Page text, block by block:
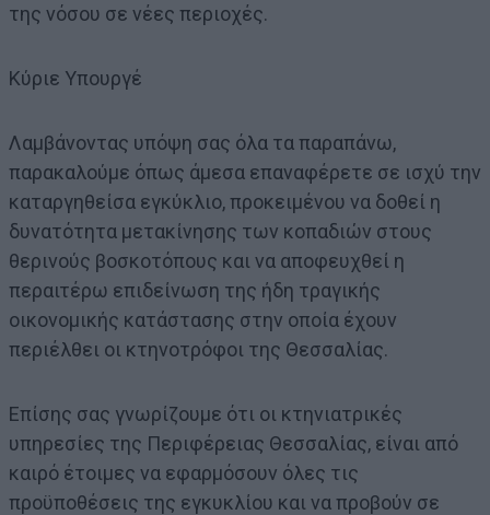
της νόσου σε νέες περιοχές.
Κύριε Υπουργέ
Λαμβάνοντας υπόψη σας όλα τα παραπάνω,
παρακαλούμε όπως άμεσα επαναφέρετε σε ισχύ την
καταργηθείσα εγκύκλιο, προκειμένου να δοθεί η
δυνατότητα μετακίνησης των κοπαδιών στους
θερινούς βοσκοτόπους και να αποφευχθεί η
περαιτέρω επιδείνωση της ήδη τραγικής
οικονομικής κατάστασης στην οποία έχουν
περιέλθει οι κτηνοτρόφοι της Θεσσαλίας.
Επίσης σας γνωρίζουμε ότι οι κτηνιατρικές
υπηρεσίες της Περιφέρειας Θεσσαλίας, είναι από
καιρό έτοιμες να εφαρμόσουν όλες τις
προϋποθέσεις της εγκυκλίου και να προβούν σε